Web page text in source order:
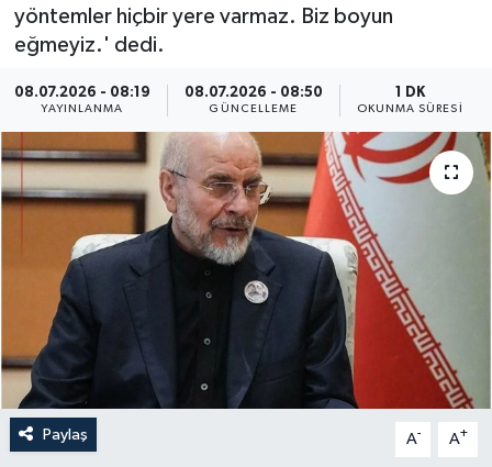
yöntemler hiçbir yere varmaz. Biz boyun
eğmeyiz.' dedi.
08.07.2026 - 08:19
YAYINLANMA
08.07.2026 - 08:50
GÜNCELLEME
1 DK
OKUNMA SÜRESI
Paylaş A- A+
Yaşam
Anali̇z
Bi̇li̇m & Teknoloji̇
Dünya
Eği̇ti̇m